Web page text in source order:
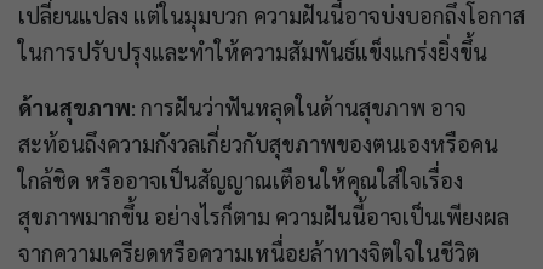
เปลี่ยนแปลง แต่ในมุมบวก ความฝันนี้อาจบ่งบอกถึงโอกาส
ในการปรับปรุงและทำให้ความสัมพันธ์แข็งแกร่งยิ่งขึ้น
ด้านสุขภาพ: การฝันว่าฟันหลุดในด้านสุขภาพ อาจ
สะท้อนถึงความกังวลเกี่ยวกับสุขภาพของตนเองหรือคน
ใกล้ชิด หรืออาจเป็นสัญญาณเตือนให้คุณใส่ใจเรื่อง
สุขภาพมากขึ้น อย่างไรก็ตาม ความฝันนี้อาจเป็นเพียงผล
จากความเครียดหรือความเหนื่อยล้าทางจิตใจในชีวิต